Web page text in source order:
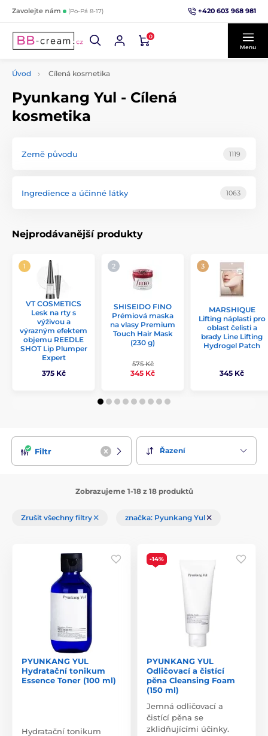
Zavolejte nám (Po-Pá 8-17) +420 603 968 981
0
Menu
Úvod Cílená kosmetika
Pyunkang Yul - Cílená
kosmetika
Země původu 1119
Ingredience a účinné látky 1063
Nejprodávanější produkty
VT COSMETICS
Lesk na rty s
výživou a
výrazným efektem
objemu REEDLE
SHOT Lip Plumper
Expert
375 Kč
SHISEIDO FINO
Prémiová maska
na vlasy Premium
Touch Hair Mask
(230 g)
575 Kč
345 Kč
MARSHIQUE
Lifting náplasti pro
oblast čelisti a
brady Line Lifting
Hydrogel Patch
345 Kč
Filtr Řazení
Zobrazujeme 1-18 z 18 produktů
Zrušit všechny filtry značka: Pyunkang Yul
PYUNKANG YUL
Hydratační tonikum
Essence Toner (100 ml)
Hydratační tonikum
-14%
PYUNKANG YUL
Odličovací a čistící
pěna Cleansing Foam
(150 ml)
Jemná odličovací a
čistící pěna se
zklidňujícími účinky.